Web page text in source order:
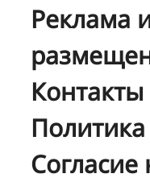
Реклама
Контакты
Согласие